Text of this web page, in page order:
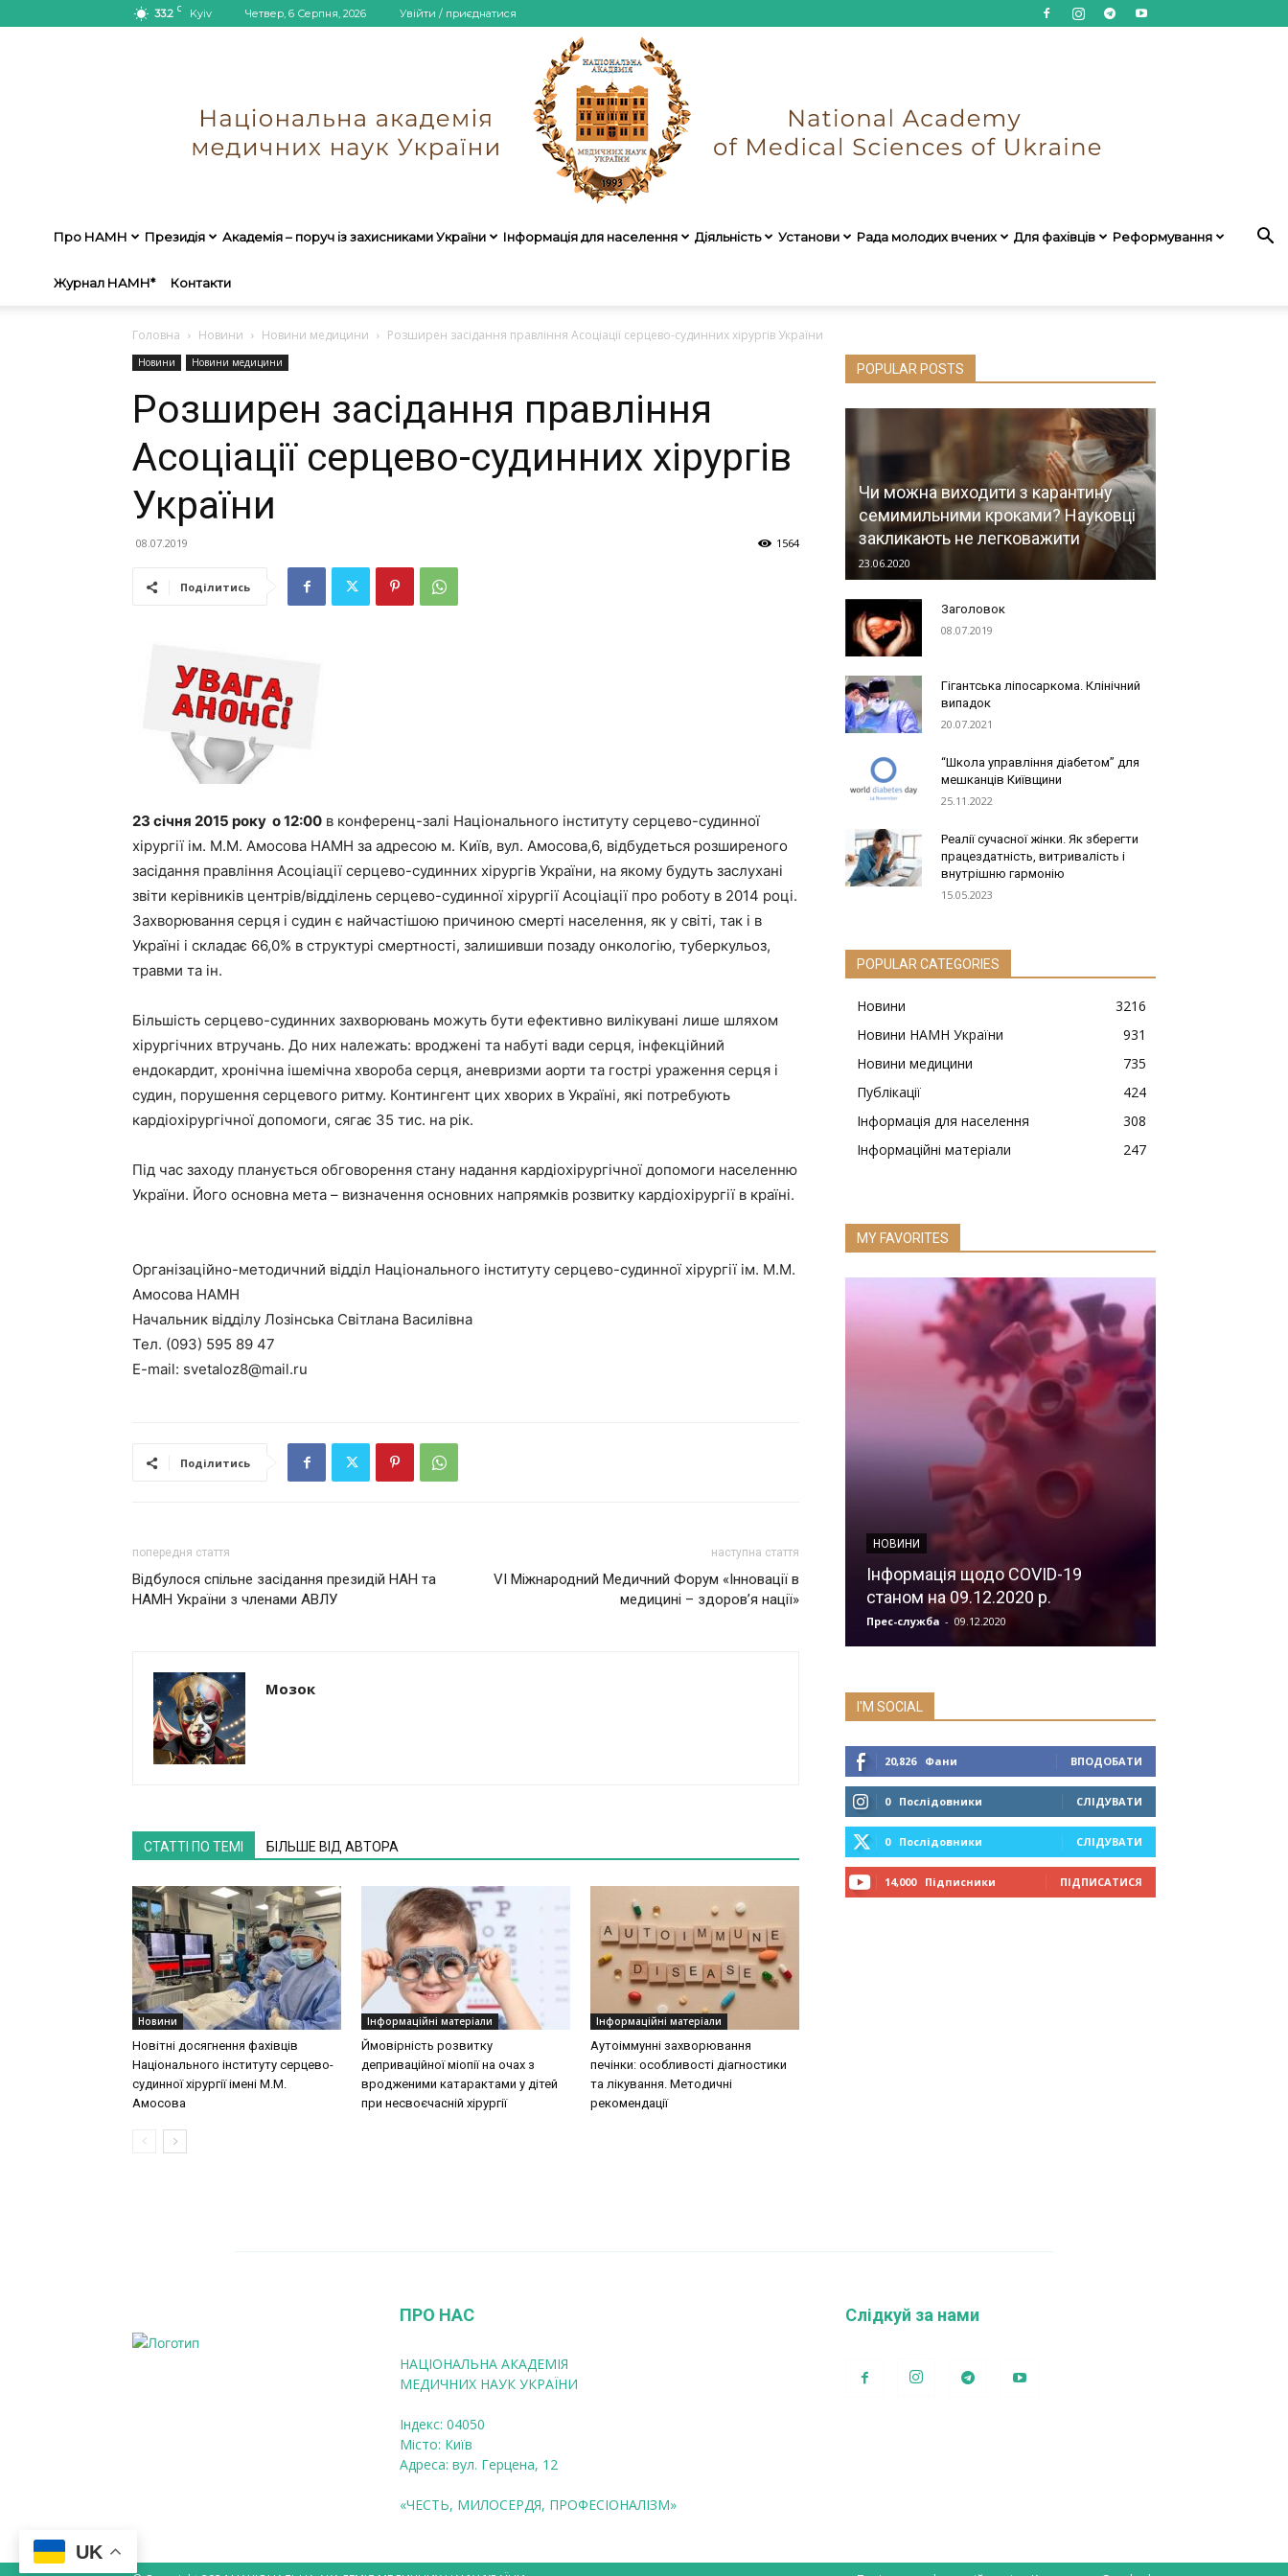
33.2 C Kyiv Четвер, 6 Серпня, 2026 Увійти / приєднатися
України
Про НАМН Президія Академія – поруч із захисниками України Інформація для населення Діяльність Установи Рада молодих вчених Для фахівців Реформування
Журнал НАМН* Контакти
Головна Новини Новини медицини Розширен засідання правління Асоціації серцево-судинних хірургів України
Новини Новини медицини
Розширен засідання правління
Асоціації серцево-судинних хірургів
України
08.07.2019 1564
Поділитись
23 січня 2015 року о 12:00 в конференц-залі Національного інституту серцево-судинної
хірургії ім. М.М. Амосова НАМН за адресою м. Київ, вул. Амосова,6, відбудеться розширеного
засідання правління Асоціації серцево-судинних хірургів України, на якому будуть заслухані
звіти керівників центрів/відділень серцево-судинної хірургії Асоціації про роботу в 2014 році.
Захворювання серця і судин є найчастішою причиною смерті населення, як у світі, так і в
Україні і складає 66,0% в структурі смертності, залишивши позаду онкологію, туберкульоз,
травми та ін.
Більшість серцево-судинних захворювань можуть бути ефективно вилікувані лише шляхом
хірургічних втручань. До них належать: вроджені та набуті вади серця, інфекційний
ендокардит, хронічна ішемічна хвороба серця, аневризми аорти та гострі ураження серця і
судин, порушення серцевого ритму. Контингент цих хворих в Україні, які потребують
кардіохірургічної допомоги, сягає 35 тис. на рік.
Під час заходу планується обговорення стану надання кардіохірургічної допомоги населенню
України. Його основна мета – визначення основних напрямків розвитку кардіохірургії в країні.
Організаційно-методичний відділ Національного інституту серцево-судинної хірургії ім. М.М.
Амосова НАМН
Начальник відділу Лозінська Світлана Василівна
Тел. (093) 595 89 47
E-mail: svetaloz8@mail.ru
Поділитись
попередня стаття
Відбулося спільне засідання президій НАН та
НАМН України з членами АВЛУ
наступна стаття
VI Міжнародний Медичний Форум «Інновації в
медицині – здоров’я нації»
Мозок
СТАТТІ ПО ТЕМІ БІЛЬШЕ ВІД АВТОРА
Новини
Новітні досягнення фахівців
Національного інституту серцево-
судинної хірургії імeні М.М.
Амосова
Інформаційні матеріали
Ймовірність розвитку
деприваційної міопії на очах з
вродженими катарактами у дітей
при несвоєчасній хірургії
Інформаційні матеріали
Аутоіммунні захворювання
печінки: особливості діагностики
та лікування. Методичні
рекомендації
POPULAR POSTS
Чи можна виходити з карантину
семимильними кроками? Науковці
закликають не легковажити
23.06.2020
Заголовок
08.07.2019
Гігантська ліпосаркома. Клінічний
випадок
20.07.2021
“Школа управління діабетом” для
мешканців Київщини
25.11.2022
Реалії сучасної жінки. Як зберегти
працездатність, витривалість і
внутрішню гармонію
15.05.2023
POPULAR CATEGORIES
Новини
3216
Новини НАМН України
931
Новини медицини
735
Публікації
424
Інформація для населення
308
Інформаційні матеріали
247
MY FAVORITES
НОВИНИ
Інформація щодо COVID-19
станом на 09.12.2020 р.
Прес-служба - 09.12.2020
I'M SOCIAL
20,826 Фани ВПОДОБАТИ
0 Послідовники СЛІДУВАТИ
0 Послідовники СЛІДУВАТИ
14,000 Підписники ПІДПИСАТИСЯ
ПРО НАС
НАЦІОНАЛЬНА АКАДЕМІЯ
МЕДИЧНИХ НАУК УКРАЇНИ
Індекс: 04050
Місто: Київ
Адреса: вул. Герцена, 12
«ЧЕСТЬ, МИЛОСЕРДЯ, ПРОФЕСІОНАЛІЗМ»
Слідкуй за нами
UK